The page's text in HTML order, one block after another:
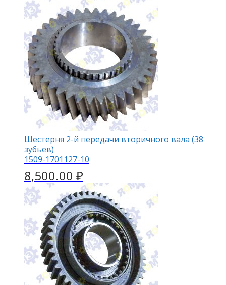
Шестерня 2-й передачи вторичного вала (38
зубьев)
1509-1701127-10
8,500.00 ₽